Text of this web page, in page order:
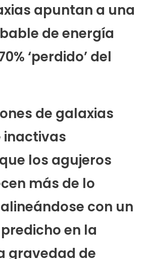
apuntan a una
de energía
‘perdido’ del
de galaxias
inactivas
los agujeros
más de lo
con un
en la
gravedad de